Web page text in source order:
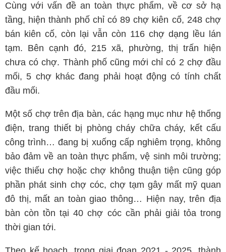
Cùng với vấn đề an toàn thực phẩm, về cơ sở hạ
tầng, hiện thành phố chỉ có 89 chợ kiên cố, 248 chợ
bán kiên cố, còn lại vẫn còn 116 chợ dạng lều lán
tạm. Bên cạnh đó, 215 xã, phường, thị trấn hiện
chưa có chợ. Thành phố cũng mới chỉ có 2 chợ đầu
mối, 5 chợ khác đang phải hoạt động có tính chất
đầu mối.
Một số chợ trên địa bàn, các hạng mục như hệ thống
điện, trang thiết bị phòng cháy chữa cháy, kết cấu
công trình… đang bị xuống cấp nghiêm trọng, không
bảo đảm về an toàn thực phẩm, vệ sinh môi trường;
việc thiếu chợ hoặc chợ không thuận tiện cũng góp
phần phát sinh chợ cóc, chợ tạm gây mất mỹ quan
đô thị, mất an toàn giao thông… Hiện nay, trên địa
bàn còn tồn tại 40 chợ cóc cần phải giải tỏa trong
thời gian tới.